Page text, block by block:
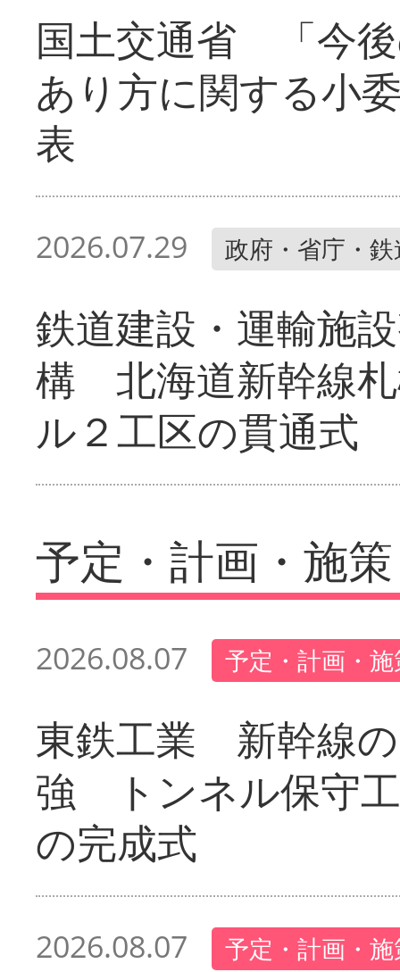
国土交通省 「今
あり方に関する小
表
2026.07.29 政府・省庁・
鉄道建設・運輸施
構 北海道新幹線
ル２工区の貫通式
予定・計画・施策
2026.08.07 予定・計画・
東鉄工業 新幹線
強 トンネル保守
の完成式
2026.08.07 予定・計画・